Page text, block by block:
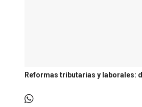
Reformas tributarias y laborales: